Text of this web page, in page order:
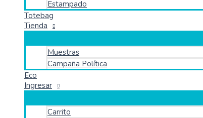
Estampado
Totebag
Tienda
Muestras
Campaña Política
Eco
Ingresar
Carrito